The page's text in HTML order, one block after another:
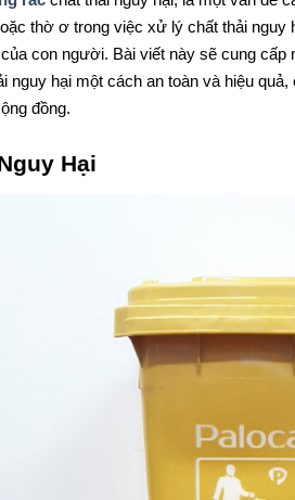
thờ ơ trong việc xử lý chất thải
con người. Bài viết này sẽ cung
nguy hại một cách an toàn và hiệu
đồng.
Hại